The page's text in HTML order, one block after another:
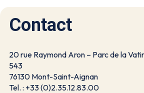
Contact
20 rue Raymond Aron – Parc de la
543
76130 Mont-Saint-Aignan
Tel. : +33 (0)2.35.12.83.00